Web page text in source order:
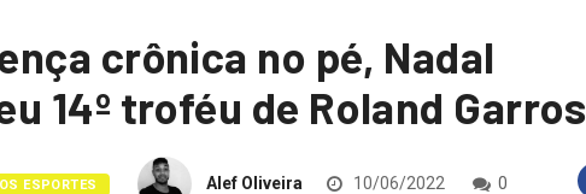
crônica no pé, Nadal
14º troféu de Roland Garros
ESPORTES Alef Oliveira 10/06/2022 0